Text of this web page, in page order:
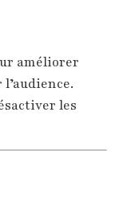
améliorer
les